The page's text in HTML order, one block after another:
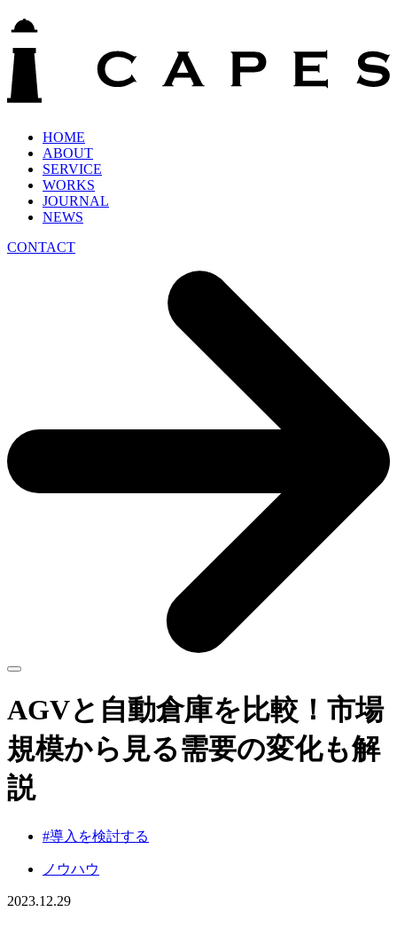
HOME
ABOUT
SERVICE
WORKS
JOURNAL
NEWS
CONTACT
AGVと自動倉庫を比較！市場
規模から見る需要の変化も解
説
#導入を検討する
ノウハウ
2023.12.29